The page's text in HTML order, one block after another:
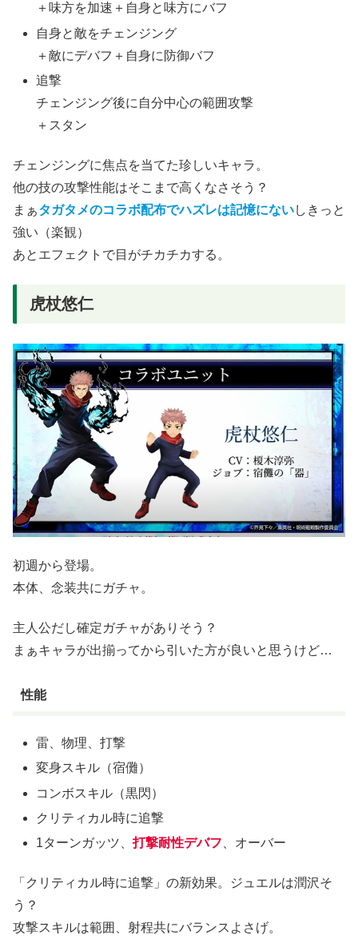
＋味方を加速＋自身と味方にバフ
自身と敵をチェンジング
＋敵にデバフ＋自身に防御バフ
追撃
チェンジング後に自分中心の範囲攻撃
＋スタン
チェンジングに焦点を当てた珍しいキャラ。
他の技の攻撃性能はそこまで高くなさそう？
まぁタガタメのコラボ配布でハズレは記憶にないしきっと
強い（楽観）
あとエフェクトで目がチカチカする。
虎杖悠仁
初週から登場。
本体、念装共にガチャ。
主人公だし確定ガチャがありそう？
まぁキャラが出揃ってから引いた方が良いと思うけど…
性能
雷、物理、打撃
変身スキル（宿儺）
コンボスキル（黒閃）
クリティカル時に追撃
1ターンガッツ、打撃耐性デバフ 、オーバー
「クリティカル時に追撃」の新効果。ジュエルは潤沢そ
う？
攻撃スキルは範囲、射程共にバランスよさげ。